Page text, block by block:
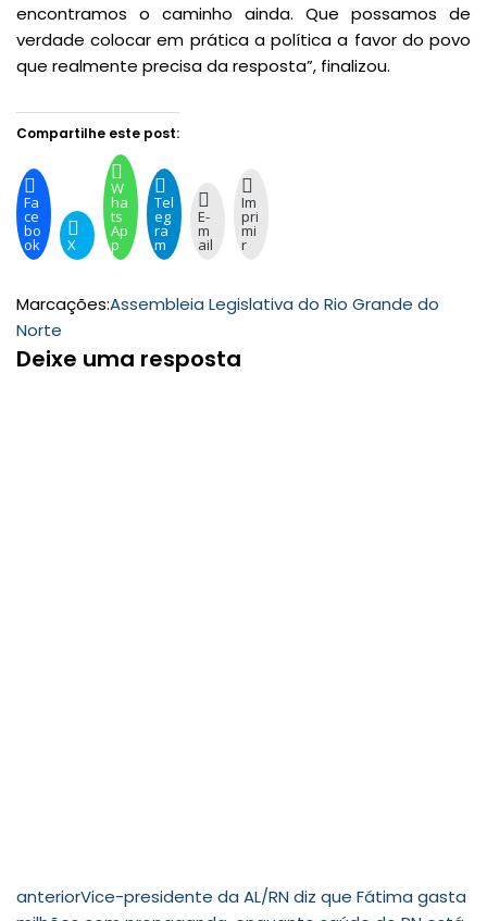
encontramos o caminho ainda. Que possamos de
verdade colocar em prática a política a favor do povo
que realmente precisa da resposta”, finalizou.
Compartilhe este post:
Fa
ce
bo
ok X
W
ha
ts
Ap
p
Tel
eg
ra
m
E-
m
ail
Im
pri
mi
r
Marcações:Assembleia Legislativa do Rio Grande do
Norte
Deixe uma resposta
anteriorVice-presidente da AL/RN diz que Fátima gasta